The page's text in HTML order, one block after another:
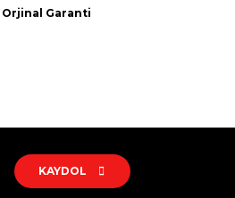
Orjinal Garanti
KAYDOL